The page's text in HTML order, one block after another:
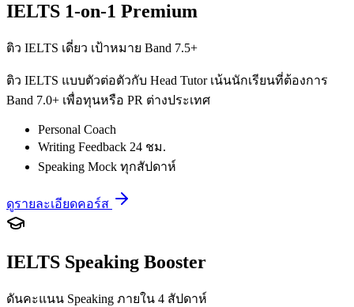
IELTS 1-on-1 Premium
ติว IELTS เดี่ยว เป้าหมาย Band 7.5+
ติว IELTS แบบตัวต่อตัวกับ Head Tutor เน้นนักเรียนที่ต้องการ
Band 7.0+ เพื่อทุนหรือ PR ต่างประเทศ
Personal Coach
Writing Feedback 24 ชม.
Speaking Mock ทุกสัปดาห์
ดูรายละเอียดคอร์ส
IELTS Speaking Booster
ดันคะแนน Speaking ภายใน 4 สัปดาห์